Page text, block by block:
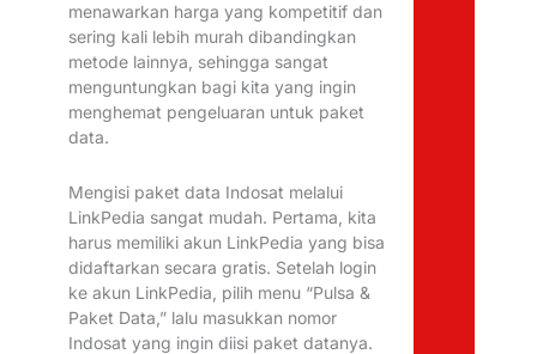
menawarkan harga yang kompetitif dan
sering kali lebih murah dibandingkan
metode lainnya, sehingga sangat
menguntungkan bagi kita yang ingin
menghemat pengeluaran untuk paket
data.
Mengisi paket data Indosat melalui
LinkPedia sangat mudah. Pertama, kita
harus memiliki akun LinkPedia yang bisa
didaftarkan secara gratis. Setelah login
ke akun LinkPedia, pilih menu “Pulsa &
Paket Data,” lalu masukkan nomor
Indosat yang ingin diisi paket datanya.